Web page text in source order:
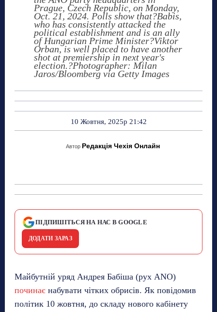
Prague, Czech Republic, on Monday,
Oct. 21, 2024. Polls show that?Babis,
who has consistently attacked the
political establishment and is an ally
of Hungarian Prime Minister?Viktor
Orban, is well placed to have another
shot at premiership in next year's
election.?Photographer: Milan
Jaros/Bloomberg via Getty Images
10 Жовтня, 2025р 21:42
Автор Редакція Чехія Онлайн
ПІДПИШІТЬСЯ НА НАС В GOOGLE
ДОДАТИ ЗАРАЗ
Майбутній уряд Андрея Бабіша (рух ANO)
починає набувати чітких обрисів. Як повідомив
політик 10 жовтня, до складу нового кабінету